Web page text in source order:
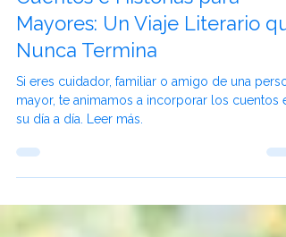
Cuentos e Historias para
Mayores: Un Viaje Literario
Nunca Termina
Si eres cuidador, familiar o amigo de una
su día a día. Leer más.